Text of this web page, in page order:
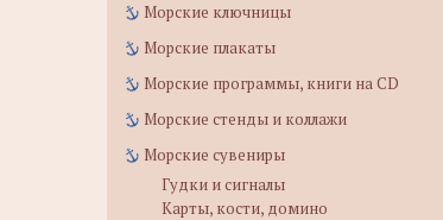
Морские ключницы
Морские плакаты
Морские программы, книги на CD
Морские стенды и коллажи
Морские сувениры
Гудки и сигналы
Карты, кости, домино